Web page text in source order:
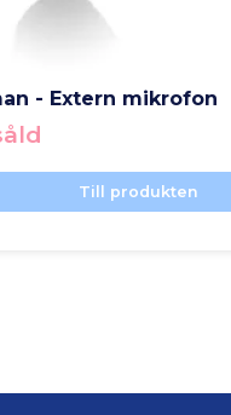
- Extern mikrofon
Till produkten